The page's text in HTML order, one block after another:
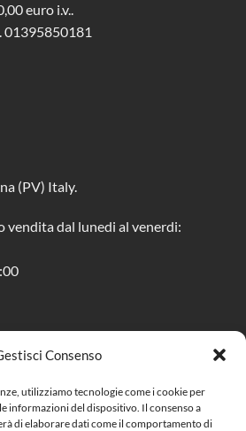
Consenso
utilizziamo tecnologie come i cookie per
informazioni del dispositivo. Il consenso a
di elaborare dati come il comportamento di
euro i.v..
01395850181
(PV) Italy.
dal lunedi al venerdi: